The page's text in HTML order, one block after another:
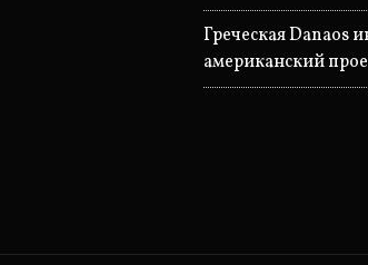
Греческая Danaos
американский